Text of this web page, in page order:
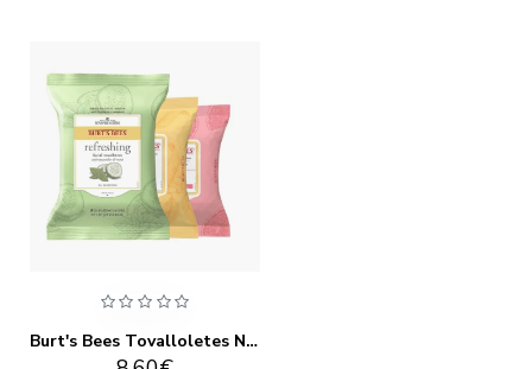
Burt's Bees Tovalloletes Netejadores Facials (30 Unitats)